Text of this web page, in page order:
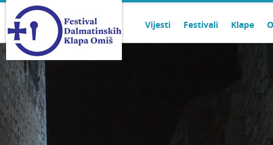
Vijesti Festivali Klape